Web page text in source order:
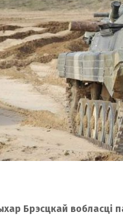
Брэсцкай вобласці